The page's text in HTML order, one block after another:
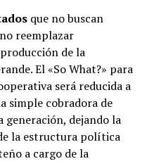
que no buscan
reemplazar
de la
El «So What?» para
será reducida a
simple cobradora de
dejando la
la estructura política
a cargo de la